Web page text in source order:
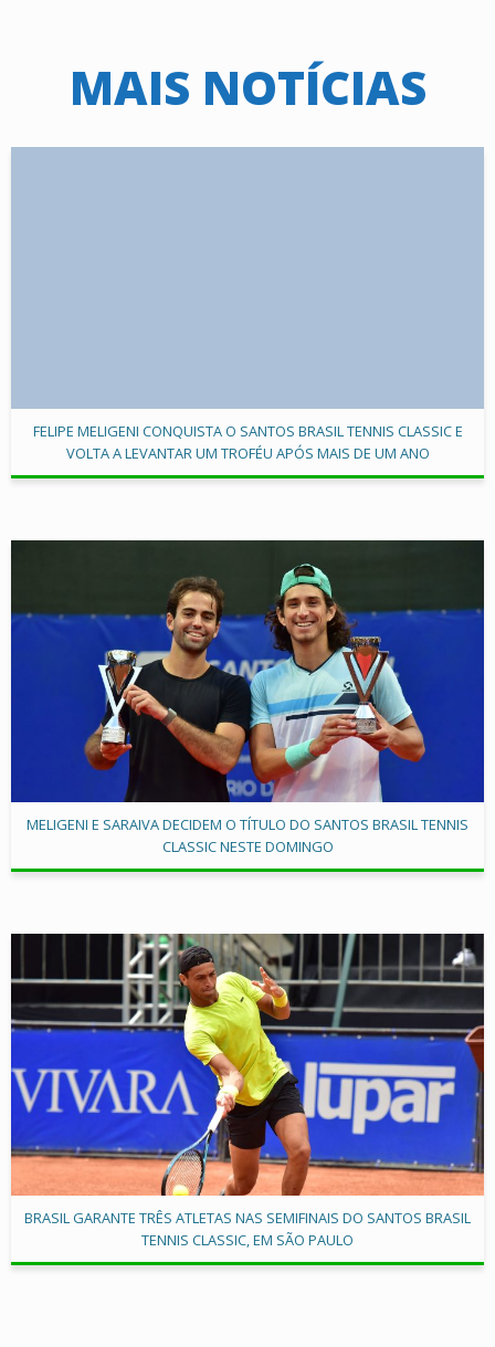
MAIS NOTÍCIAS
FELIPE MELIGENI CONQUISTA O SANTOS BRASIL TENNIS CLASSIC E
VOLTA A LEVANTAR UM TROFÉU APÓS MAIS DE UM ANO
MELIGENI E SARAIVA DECIDEM O TÍTULO DO SANTOS BRASIL TENNIS
CLASSIC NESTE DOMINGO
BRASIL GARANTE TRÊS ATLETAS NAS SEMIFINAIS DO SANTOS BRASIL
TENNIS CLASSIC, EM SÃO PAULO